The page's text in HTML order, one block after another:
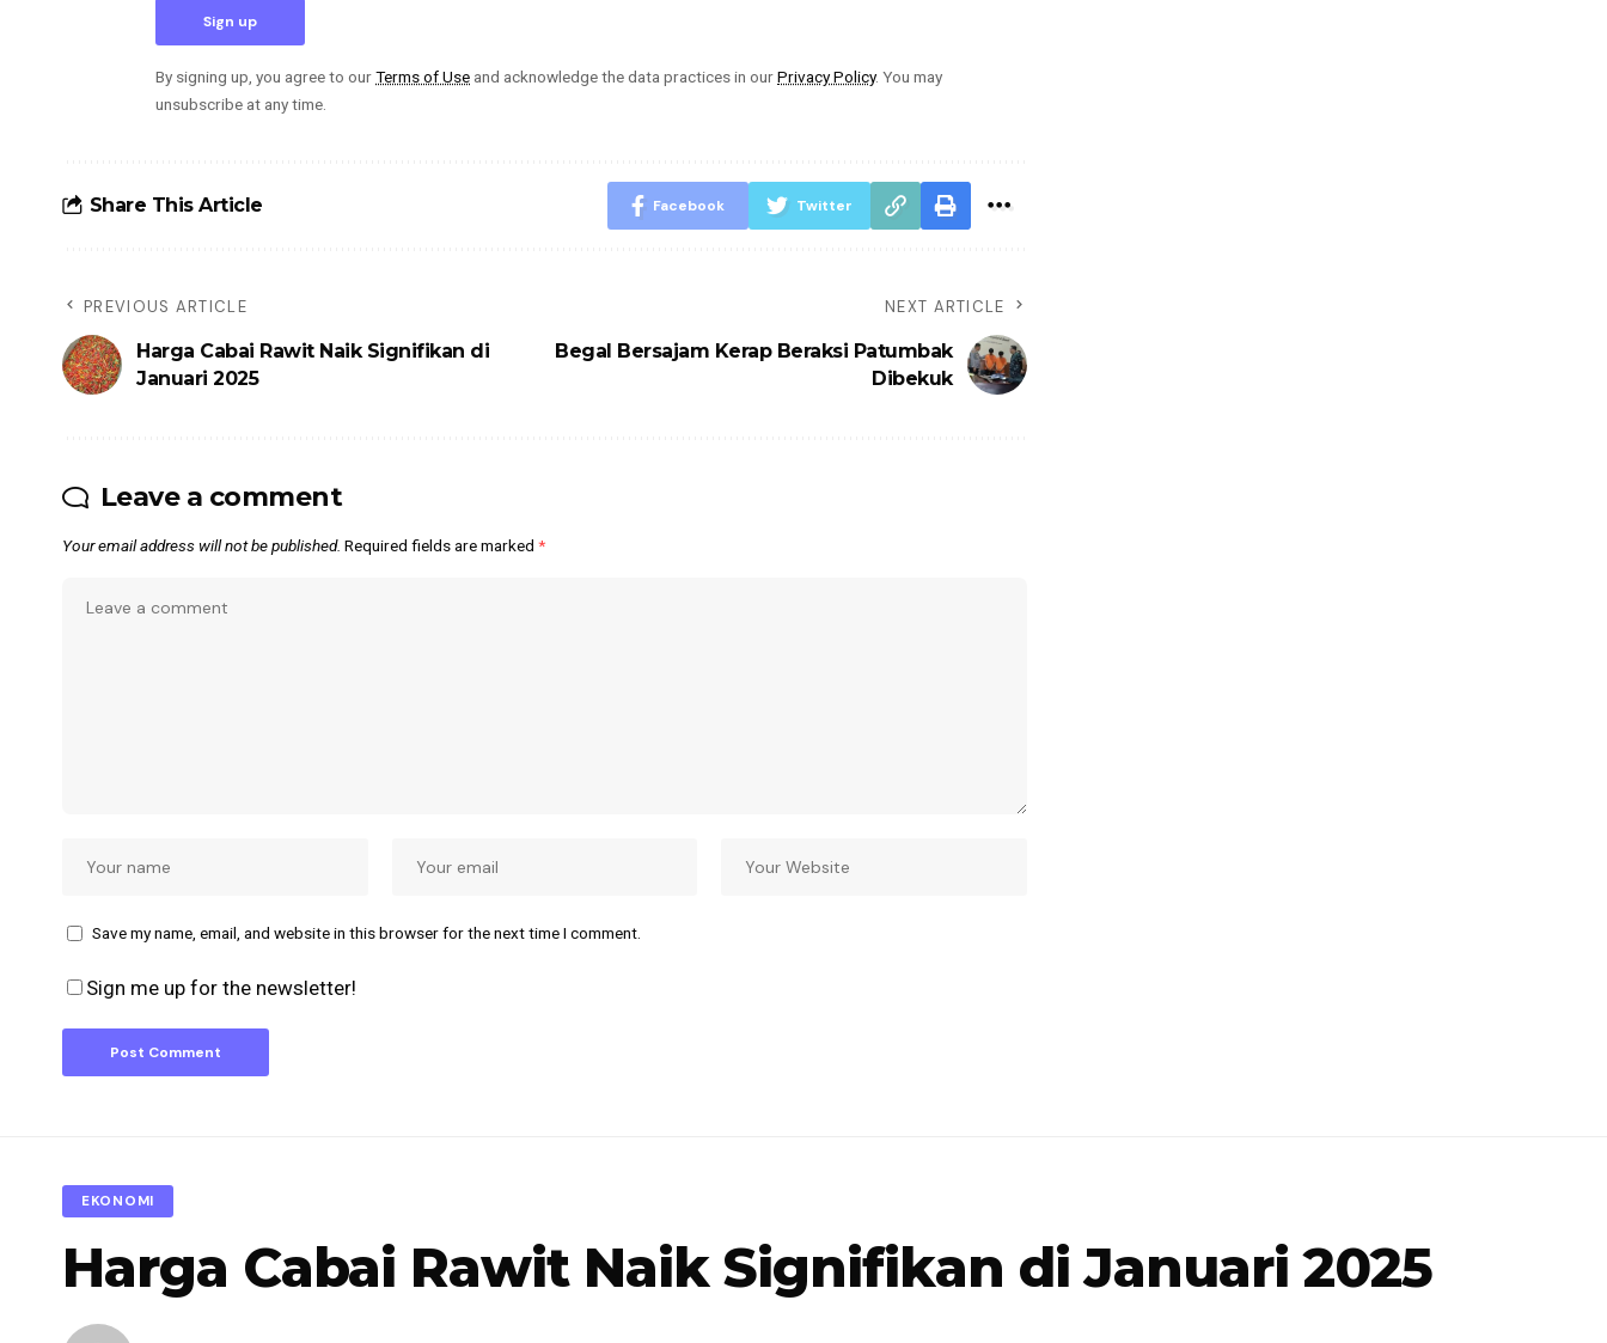
By signing up, you agree to ourTerms of Use and acknowledge the data practices in ourPrivacy Policy. You may
unsubscribe at any time.
Share This Article Facebook Twitter
PREVIOUS ARTICLE
Harga Cabai Rawit Naik Signifikan di
Januari 2025
NEXT ARTICLE
Begal Bersajam Kerap Beraksi Patumbak
Dibekuk
Leave a comment
Your email address will not be published. Required fields are marked *
Save my name, email, and website in this browser for the next time I comment.
Sign me up for the newsletter!
EKONOMI
Harga Cabai Rawit Naik Signifikan di Januari 2025